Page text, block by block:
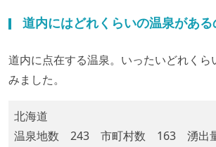
道内にはどれくらいの温泉がある
道内に点在する温泉。いったいどれくら
みました。
北海道
温泉地数 243 市町村数 163 湧出量